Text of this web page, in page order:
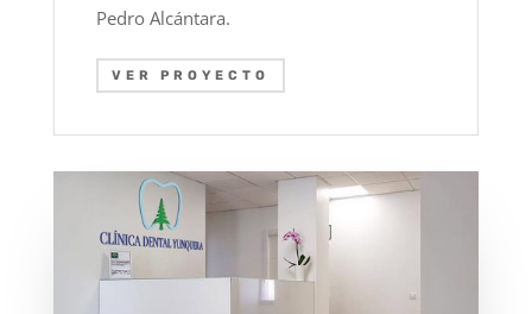
Pedro Alcántara.
VER PROYECTO